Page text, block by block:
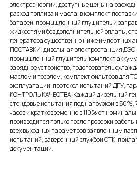
электроэнергии, доступные цены на
расход топлива и масла, в комплект
батареи, промышленный глушитель и
жидкостями без дополнительной оплаты,
генератора существенно ниже
ПОСТАВКИ: дизельная электростанция
промышленный глушитель, комплект
зарядное устройство, подогреватель
маслом и тосолом, комплект фильтров для
эксплуатации, протокол испытаний ДГУ,
КОНТРОЛЬ КАЧЕСТВА: Каждый дизельный
стендовые испытания под нагрузкой в 50%,
часов и кратковременно в 110% от
производится только после проверки
всех выходных параметров заявленным
испытаний, заверенный службой ОТК,
документации.